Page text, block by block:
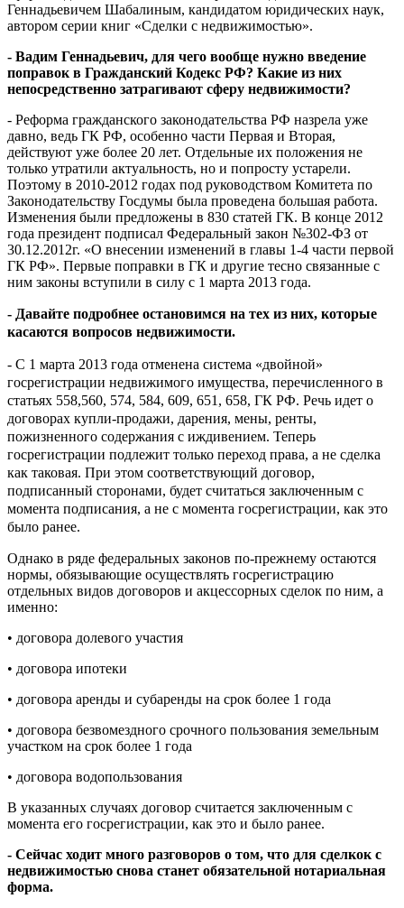
Геннадьевичем Шабалиным, кандидатом юридических наук,
автором серии книг «Сделки с недвижимостью».
- Вадим Геннадьевич, для чего вообще нужно введение
поправок в Гражданский Кодекс РФ? Какие из них
непосредственно затрагивают сферу недвижимости?
- Реформа гражданского законодательства РФ назрела уже
давно, ведь ГК РФ, особенно части Первая и Вторая,
действуют уже более 20 лет. Отдельные их положения не
только утратили актуальность, но и попросту устарели.
Поэтому в 2010-2012 годах под руководством Комитета по
Законодательству Госдумы была проведена большая работа.
Изменения были предложены в 830 статей ГК. В конце 2012
года президент подписал Федеральный закон №302-ФЗ от
30.12.2012г. «О внесении изменений в главы 1-4 части первой
ГК РФ». Первые поправки в ГК и другие тесно связанные с
ним законы вступили в силу с 1 марта 2013 года.
- Давайте подробнее остановимся на тех из них, которые
касаются вопросов недвижимости.
- С 1 марта 2013 года отменена система «двойной»
госрегистрации недвижимого имущества, перечисленного в
статьях 558,560, 574, 584, 609, 651, 658, ГК РФ. Речь идет о
договорах купли-продажи, дарения, мены, ренты,
пожизненного содержания с иждивением. Теперь
госрегистрации подлежит только переход права, а не сделка
как таковая. При этом соответствующий договор,
подписанный сторонами, будет считаться заключенным с
момента подписания, а не с момента госрегистрации, как это
было ранее.
Однако в ряде федеральных законов по-прежнему остаются
нормы, обязывающие осуществлять госрегистрацию
отдельных видов договоров и акцессорных сделок по ним, а
именно:
• договора долевого участия
• договора ипотеки
• договора аренды и субаренды на срок более 1 года
• договора безвомездного срочного пользования земельным
участком на срок более 1 года
• договора водопользования
В указанных случаях договор считается заключенным с
момента его госрегистрации, как это и было ранее.
- Сейчас ходит много разговоров о том, что для сделкок с
недвижимостью снова станет обязательной нотариальная
форма.